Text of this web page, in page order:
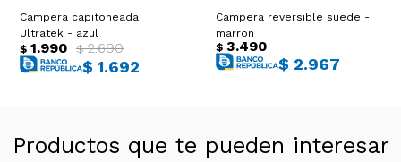
Campera capitoneada
Ultratek - azul
$ 1.990 $ 2.690
$ 1.692
Campera reversible suede -
marron
$ 3.490
$ 2.967
Productos que te pueden interesar